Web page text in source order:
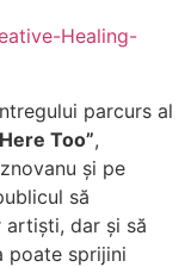
Healing-
parcurs al
Too”,
și pe
să
dar și să
poate sprijini